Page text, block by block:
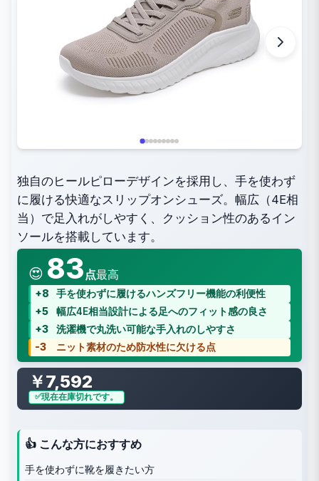
独自のヒールピローデザインを採用し、手を使わず
に履ける快適なスリップオンシューズ。幅広（4E相
当）で足入れがしやすく、クッション性のあるイン
ソールを搭載しています。
😍 83 点最高
+8
手を使わずに履けるハンズフリー機能の利便性
+5
幅広4E相当設計による足へのフィット感の良さ
+3
洗濯機で丸洗い可能な手入れのしやすさ
-3
ニット素材のため防水性に欠ける点
￥7,592
現在在庫切れです。
👍 こんな方におすすめ
手を使わずに靴を履きたい方